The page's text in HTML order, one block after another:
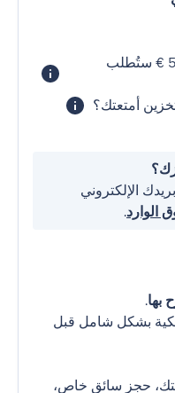
بقيمة ‏500.00 € ستُطلب
أمتعتك؟
الإلكتروني
الوارد.
بها.
بشكل شامل قبل
حجز سائق خاص،